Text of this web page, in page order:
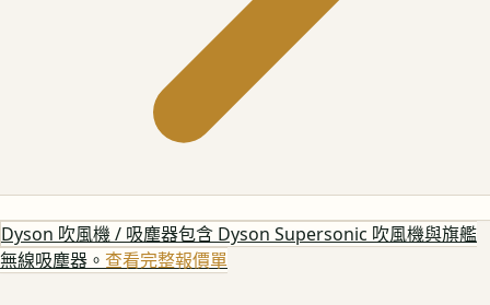
Dyson 吹風機 / 吸塵器包含 Dyson Supersonic 吹風機與旗艦
無線吸塵器。 查看完整報價單